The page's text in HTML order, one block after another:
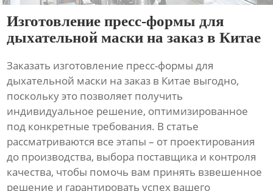
Изготовление пресс-формы для
дыхательной маски на заказ в Китае
Заказать изготовление пресс-формы для
дыхательной маски на заказ в Китае выгодно,
поскольку это позволяет получить
индивидуальное решение, оптимизированное
под конкретные требования. В статье
рассматриваются все этапы – от проектирования
до производства, выбора поставщика и контроля
качества, чтобы помочь вам принять взвешенное
решение и гарантировать успех вашего